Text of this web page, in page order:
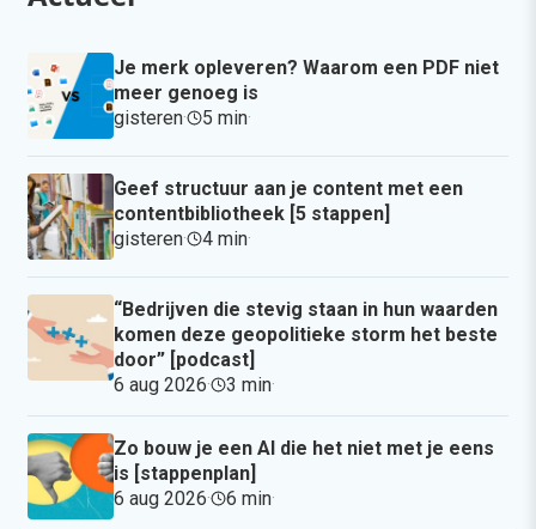
Je merk opleveren? Waarom een PDF niet
meer genoeg is
gisteren· 5 min·
Geef structuur aan je content met een
contentbibliotheek [5 stappen]
gisteren· 4 min·
“Bedrijven die stevig staan in hun waarden
komen deze geopolitieke storm het beste
door” [podcast]
6 aug 2026· 3 min·
Zo bouw je een AI die het niet met je eens
is [stappenplan]
6 aug 2026· 6 min·